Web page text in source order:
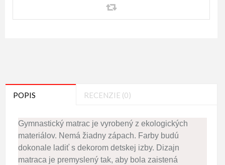
POPIS RECENZIE (0)
Gymnastický matrac je vyrobený z ekologických
materiálov. Nemá žiadny zápach. Farby budú
dokonale ladiť s dekorom detskej izby. Dizajn
matraca je premyslený tak, aby bola zaistená